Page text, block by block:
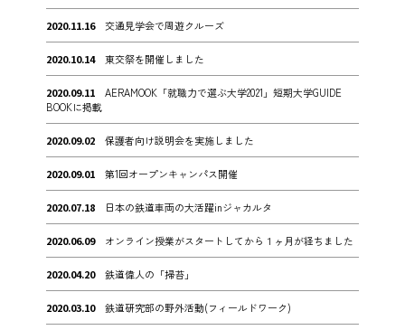
2020.11.16 交通見学会で周遊クルーズ
2020.10.14 東交祭を開催しました
2020.09.11
AERAMOOK「就職力で選ぶ大学2021」短期大学GUIDE
BOOKに掲載
2020.09.02 保護者向け説明会を実施しました
2020.09.01 第1回オープンキャンパス開催
2020.07.18 日本の鉄道車両の大活躍inジャカルタ
2020.06.09 オンライン授業がスタートしてから１ヶ月が経ちました
2020.04.20 鉄道偉人の「掃苔」
2020.03.10 鉄道研究部の野外活動(フィールドワーク)